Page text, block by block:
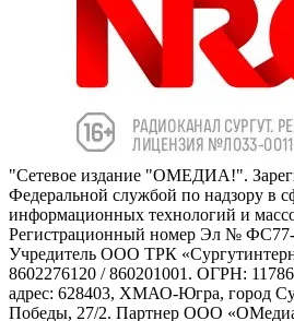
"Сетевое издание "ОМЕДИА!".
Федеральной службой по надзору в
информационных технологий и
Регистрационный номер Эл № ФС77-
Учредитель ООО ТРК
8602276120 / 860201001. ОГРН:
адрес: 628403, ХМАО-Югра, город
Победы, 27/2. Партнер ООО